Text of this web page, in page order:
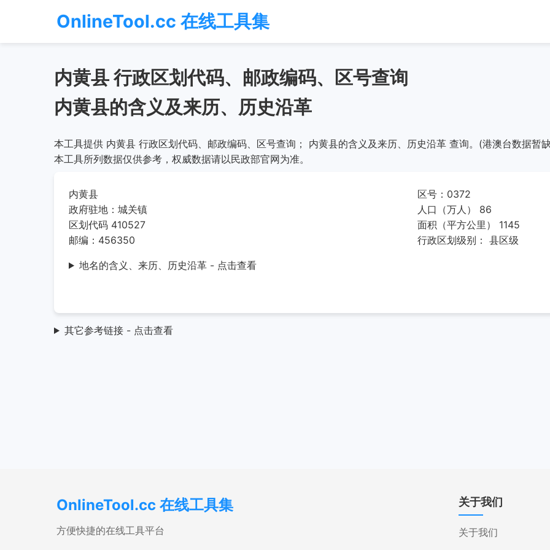
OnlineTool.cc 在线工具集
内黄县 行政区划代码、邮政编码、区号查询
内黄县的含义及来历、历史沿革
本工具提供 内黄县 行政区划代码、邮政编码、区号查询； 内黄县的含义及来历、历史沿革 查询。(港澳台数据暂
本工具所列数据仅供参考，权威数据请以民政部官网为准。
内黄县
政府驻地：城关镇
区划代码 410527
邮编：456350
区号：0372
人口（万人） 86
面积（平方公里） 1145
行政区划级别： 县区级
地名的含义、来历、历史沿革 - 点击查看
其它参考链接 - 点击查看
OnlineTool.cc 在线工具集
方便快捷的在线工具平台
关于我们
关于我们